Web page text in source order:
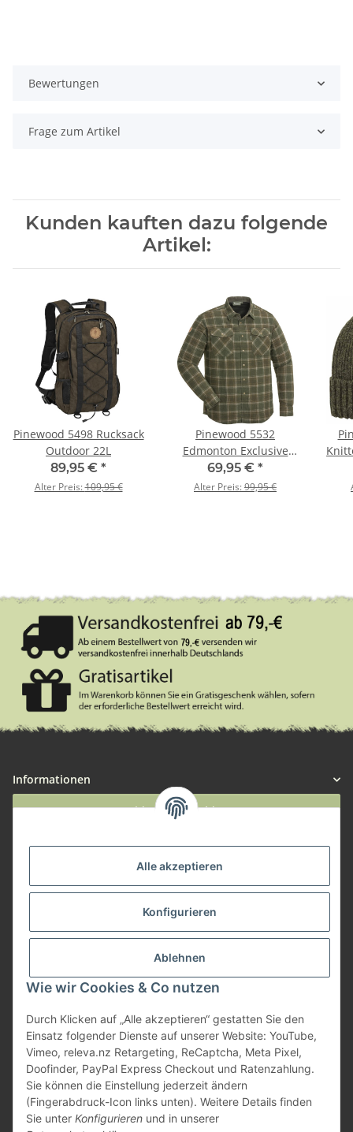
Alle akzeptieren
Konfigurieren
Ablehnen
Wie wir Cookies & Co nutzen
Durch Klicken auf „Alle akzeptieren“ gestatten Sie den
Einsatz folgender Dienste auf unserer Website: YouTube,
Vimeo, releva.nz Retargeting, ReCaptcha, Meta Pixel,
Doofinder, PayPal Express Checkout und Ratenzahlung.
Sie können die Einstellung jederzeit ändern
(Fingerabdruck-Icon links unten). Weitere Details finden
Sie unter Konfigurieren und in unserer
Bewertungen
Frage zum Artikel
Kunden kauften dazu folgende
Artikel:
Pinewood 5498 Rucksack
Outdoor 22L
89,95 € *
Alter Preis:109,95 €
Pinewood 5532
Edmonton Exclusive
Hemd
Moosgrün/Wildlederbraun
69,95 € *
Alter Preis:99,95 €
Informationen
Widerruf anmelden
Herstellerinformationen